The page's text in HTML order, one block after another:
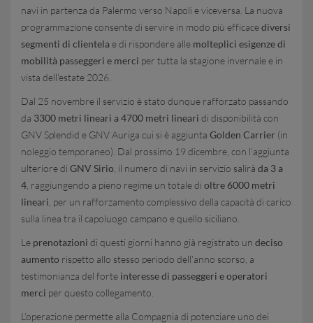
navi in partenza da Palermo verso Napoli e viceversa. La nuova
programmazione consente di servire in modo più efficacediversi
segmenti di clientela e di rispondere alle molteplici esigenze di
mobilità passeggeri e merci per tutta la stagione invernale e in
vista dell’estate 2026.
Dal 25 novembre il servizio è stato dunque rafforzato passando
da 3300 metri lineari a 4700 metri lineari di disponibilità con
GNV Splendid e GNV Auriga cui si è aggiunta Golden Carrier (in
noleggio temporaneo). Dal prossimo 19 dicembre, con l’aggiunta
ulteriore di GNV Sirio , il numero di navi in servizio salirà da 3 a
4 , raggiungendo a pieno regime un totale di oltre 6000 metri
lineari , per un rafforzamento complessivo della capacità di carico
sulla linea tra il capoluogo campano e quello siciliano.
Le prenotazioni di questi giorni hanno già registrato un deciso
aumento rispetto allo stesso periodo dell’anno scorso, a
testimonianza del forte interesse di passeggeri e operatori
merci per questo collegamento.
L’operazione permette alla Compagnia di potenziare uno dei